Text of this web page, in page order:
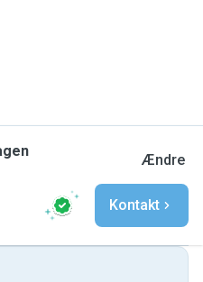
Ændre
Kontakt